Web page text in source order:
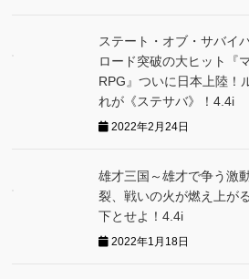
ステート・オブ・サバイ
ロード突破の大ヒット『
RPG』ついに日本上陸！
れが《ステサバ》！4.4i
2022年2月24日
雄才三国～雄才で争う激
裂、戦いの火が燃え上が
下とせよ！4.4i
2022年1月18日